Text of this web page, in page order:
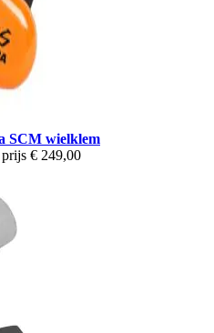
SCM wielklem
€ 249,00